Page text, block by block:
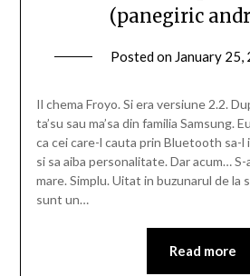
(panegiric
Posted on January 25,
Il chema Froyo. Si era versiune 2.2.
ta’su sau ma’sa din familia Samsung.
ca cei care-l cauta prin Bluetooth sa-l
si sa aiba personalitate. Dar acum… S-
mare. Simplu. Uitat in buzunarul de la
sunt un…
Read more